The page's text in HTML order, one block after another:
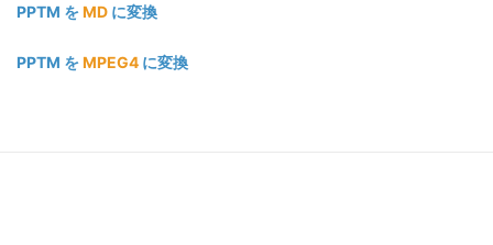
PPTM をMD に変換
PPTM をMPEG4 に変換